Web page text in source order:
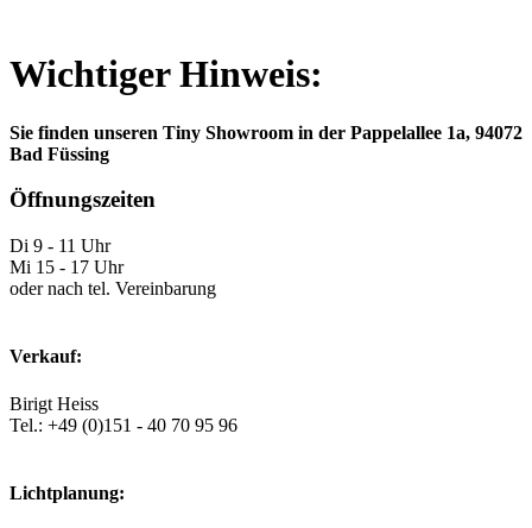
Wichtiger Hinweis:
Sie finden unseren Tiny Showroom in der Pappelallee 1a, 94072
Bad Füssing
Öffnungszeiten
Di 9 - 11 Uhr
Mi 15 - 17 Uhr
oder nach tel. Vereinbarung
Verkauf:
Birigt Heiss
Tel.: +49 (0)151 - 40 70 95 96
Lichtplanung: